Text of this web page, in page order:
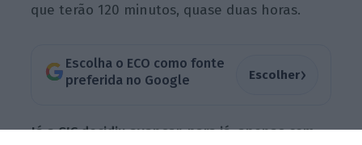
que terão 120 minutos, quase duas horas.
Escolha o ECO como fonte
preferida no Google
Escolher›
Já aSICdecidiu avançar, para já, apenas com